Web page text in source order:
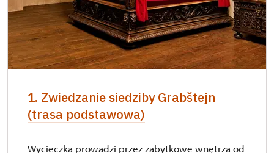
1. Zwiedzanie siedziby Grabštejn
(trasa podstawowa)
Wycieczka prowadzi przez zabytkowe wnętrza od